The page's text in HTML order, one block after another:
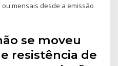
mensais desde a emissão
se moveu
resistência de